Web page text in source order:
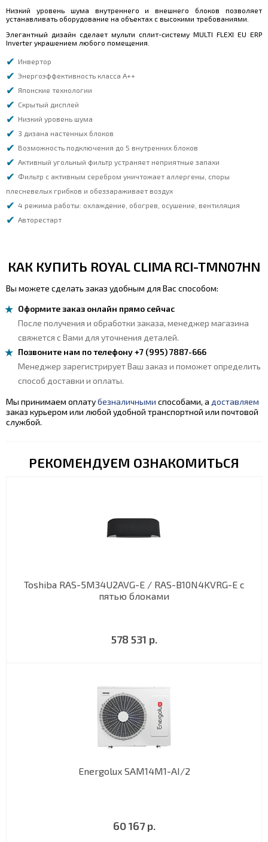
Низкий уровень шума внутреннего и внешнего блоков позволяет
устанавливать оборудование на объектах с высокими требованиями.
Элегантный дизайн сделает мульти сплит-систему MULTI FLEXI EU ERP
Inverter украшением любого помещения.
Инвертор
Энергоэффективность класса А++
Японские технологии
Скрытый дисплей
Низкий уровень шума
3 дизана настенных блоков
Возможность подключения до 5 внутренних блоков
Активный угольный фильтр устраняет неприятные запахи
Фильтр с активным серебром уничтожает аллергены, споры
плесневелых грибков и обеззараживает воздух
4 режима работы: охлаждение, обогрев, осушение, вентиляция
Авторестарт
КАК КУПИТЬ ROYAL CLIMA RCI-TMN07HN
Вы можете сделать заказ удобным для Вас способом:
Оформите заказ онлайн прямо сейчас
После получения и обработки заказа, менеджер магазина
свяжется с Вами для уточнения деталей.
Позвоните нам по телефону +7 (995) 7887-666
Менеджер зарегистрирует Ваш заказ и поможет определить
способ доставки и оплаты.
Мы принимаем оплатубезналичными способами, а доставляем
заказ курьером или любой удобной транспортной или почтовой
службой.
РЕКОМЕНДУЕМ ОЗНАКОМИТЬСЯ
Toshiba RAS-5M34U2AVG-E / RAS-B10N4KVRG-E с
пятью блоками
578 531 р.
Energolux SAM14M1-AI/2
60 167 р.